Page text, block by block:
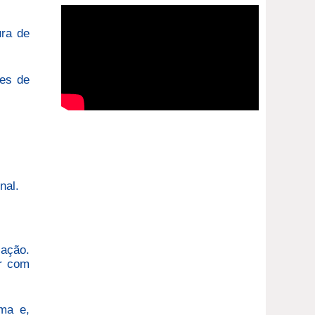
de
de
com
e,